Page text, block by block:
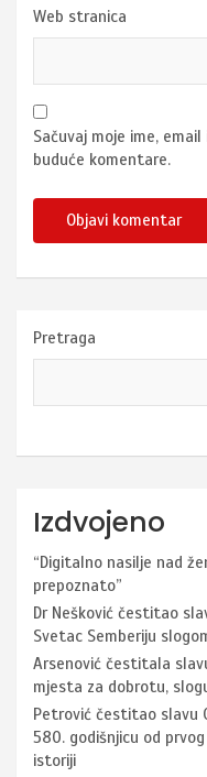
Web stranica
Sačuvaj moje ime,
buduće komentare.
Pretraga
Izdvojeno
“Digitalno nasilje nad
prepoznato”
Dr Nešković čestitao
Svetac Semberiju
Arsenović čestitala
mjesta za dobrotu,
Petrović čestitao slavu
580. godišnjicu od
istoriji